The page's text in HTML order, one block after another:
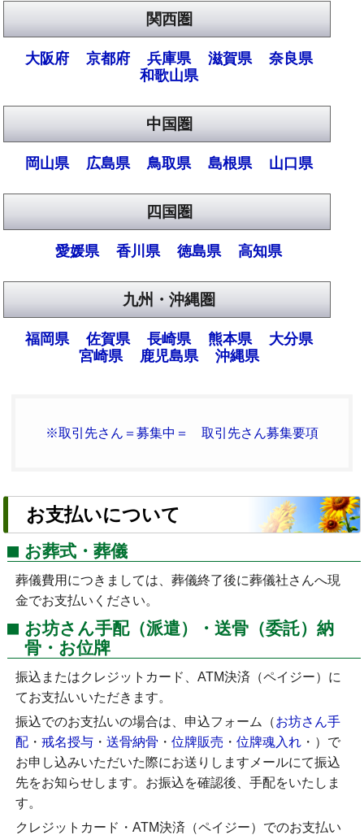
関西圏
大阪府 京都府 兵庫県 滋賀県
奈良県
和歌山県
中国圏
岡山県 広島県 鳥取県 島根県 山口県
四国圏
愛媛県 香川県 徳島県 高知県
九州・沖縄圏
福岡県 佐賀県 長崎県 熊本県
大分県
宮崎県
鹿児島県 沖縄県
※取引先さん＝募集中＝ 取引先さん募集要項
お支払いについて
お葬式・葬儀
葬儀費用につきましては、葬儀終了後に葬儀社さんへ現
金でお支払いください。
お坊さん手配（派遣）・送骨（委託）納
骨・お位牌
振込またはクレジットカード、ATM決済（ペイジー）に
てお支払いいただきます。
振込でのお支払いの場合は、申込フォーム（お坊さん手
配 ・戒名授与 ・送骨納骨 ・位牌販売 ・位牌魂入れ ・ ）で
お申し込みいただいた際にお送りしますメールにて振込
先をお知らせします。お振込を確認後、手配をいたしま
す。
クレジットカード・ATM決済（ペイジー）でのお支払い